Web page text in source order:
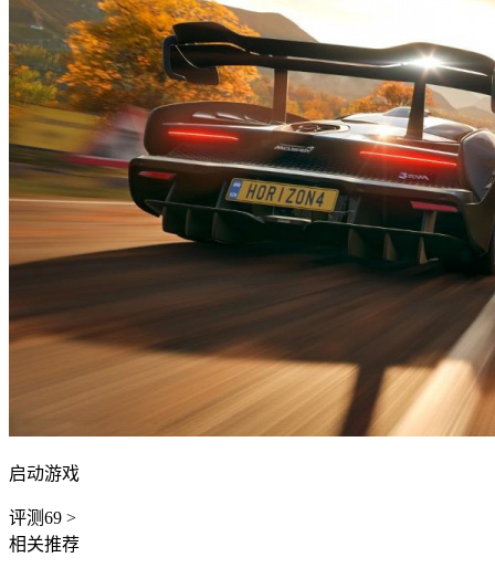
启动游戏
评测69 >
相关推荐